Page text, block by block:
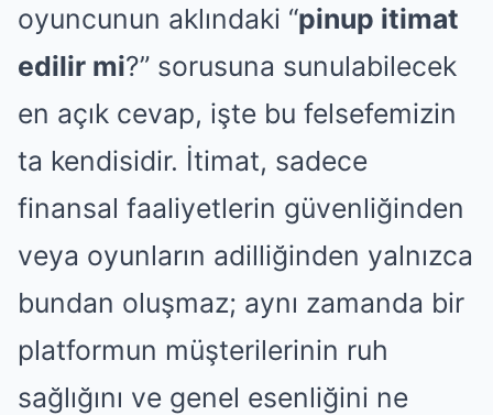
oyuncunun aklındaki “pinup itimat
edilir mi?” sorusuna sunulabilecek
en açık cevap, işte bu felsefemizin
ta kendisidir. İtimat, sadece
finansal faaliyetlerin güvenliğinden
veya oyunların adilliğinden yalnızca
bundan oluşmaz; aynı zamanda bir
platformun müşterilerinin ruh
sağlığını ve genel esenliğini ne